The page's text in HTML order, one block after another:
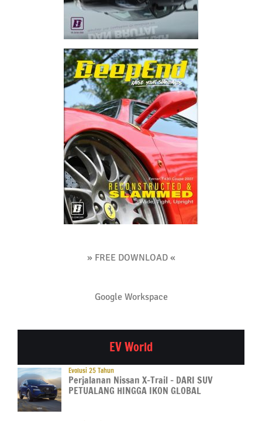
» FREE DOWNLOAD «
Google Workspace
EV World
Evolusi 25 Tahun
Perjalanan Nissan X-Trail – DARI SUV
PETUALANG HINGGA IKON GLOBAL